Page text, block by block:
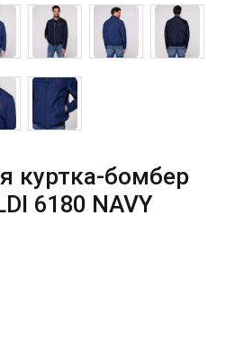
куртка-бомбер
6180 NAVY